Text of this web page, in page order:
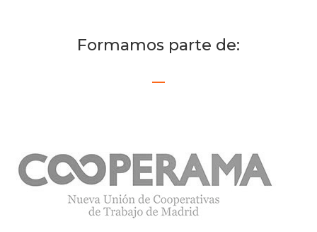
Formamos parte de: